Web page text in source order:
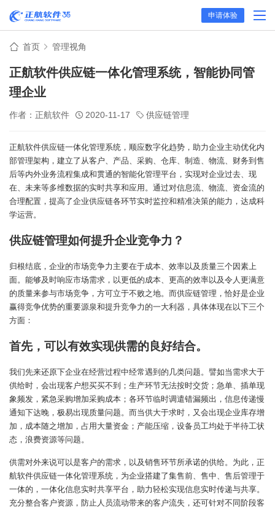
申请体验
首页 管理视角
正航软件供应链一体化管理系统，智能协同管
理企业
作者：正航软件 2020-11-17 供应链管理
正航软件供应链一体化管理系统，顺应数字化趋势，助力企业主动优化内
部管理架构，建立了从客户、产品、采购、仓库、制造、物流、财务到售
后等内外业务流程集成和贯通的智能化管理平台，实现对企业过去、现
在、未来等多维数据的实时共享和应用。通过对信息流、物流、资金流的
合理配置，提高了企业供应链各环节实时监控和精准决策的能力，达成科
学运营。
供应链管理如何提升企业竞争力？
归根结底，企业的市场竞争力主要在于成本、效率以及质量三个因素上
面。能够及时响应市场需求，以更低的成本、更高的效率以及令人更满意
的质量来参与市场竞争，方可立于不败之地。而供应链管理，恰好是企业
赢得竞争优势的重要源泉和提升竞争力的一大利器，具体体现在以下三个
方面：
首先，可以有效实现供需的良好结合。
我们先来还原下企业在经营过程中经常遇到的几类问题。譬如当需求大于
供给时，会出现客户想买买不到；生产环节无法按时交货；急单、插单现
象频发，紧急采购增加采购成本；各环节临时调遣错漏频出，信息传递慢
通知下达晚，极易出现质量问题。而当供大于求时，又会出现企业库存增
加，成本随之增加，占用大量资金；产能压缩，设备员工均处于半待工状
态，浪费资源等问题。
供需对外来说可以是客户的需求，以及销售环节所承诺的供给。为此，正
航软件供应链一体化管理系统，为企业搭建了集售前、售中、售后管理于
一体的，一体化信息实时共享平台，助力轻松实现信息实时传递与共享。
充分整合客户资源，防止人员流动带来的客户流失，还可针对不同阶段客